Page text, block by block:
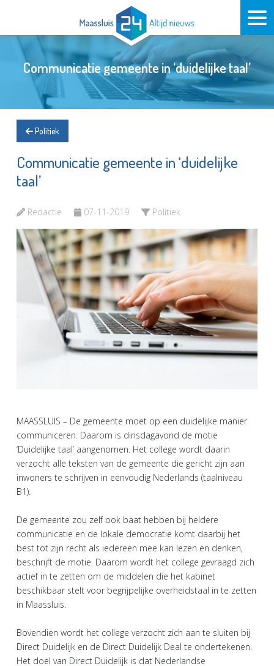
Communicatie gemeente in ‘duidelijke taal’
Politiek
Communicatie gemeente in ‘duidelijke
taal’
Redactie 07-11-2019 Politiek
MAASSLUIS – De gemeente moet op een duidelijke manier
communiceren. Daarom is dinsdagavond de motie
‘Duidelijke taal’ aangenomen. Het college wordt daarin
verzocht alle teksten van de gemeente die gericht zijn aan
inwoners te schrijven in eenvoudig Nederlands (taalniveau
B1).
De gemeente zou zelf ook baat hebben bij heldere
communicatie en de lokale democratie komt daarbij het
best tot zijn recht als iedereen mee kan lezen en denken,
beschrijft de motie. Daarom wordt het college gevraagd zich
actief in te zetten om de middelen die het kabinet
beschikbaar stelt voor begrijpelijke overheidstaal in te zetten
in Maassluis.
Bovendien wordt het college verzocht zich aan te sluiten bij
Direct Duidelijk en de Direct Duidelijk Deal te ondertekenen.
Het doel van Direct Duidelijk is dat Nederlandse